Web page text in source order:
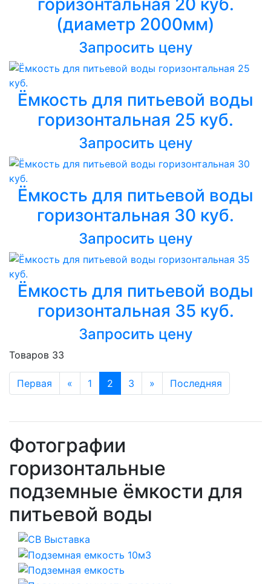
горизонтальная 20 куб.
(диаметр 2000мм)
Запросить цену
Ёмкость для питьевой воды
горизонтальная 25 куб.
Запросить цену
Ёмкость для питьевой воды
горизонтальная 30 куб.
Запросить цену
Ёмкость для питьевой воды
горизонтальная 35 куб.
Запросить цену
Товаров 33
Первая « 1 2 3 » Последняя
Фотографии
горизонтальные
подземные ёмкости для
питьевой воды